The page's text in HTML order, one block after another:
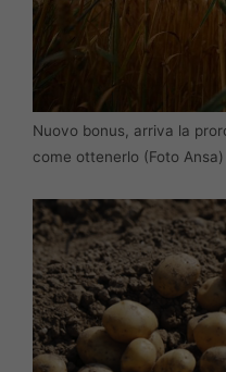
Nuovo bonus, arriva la
come ottenerlo (Foto